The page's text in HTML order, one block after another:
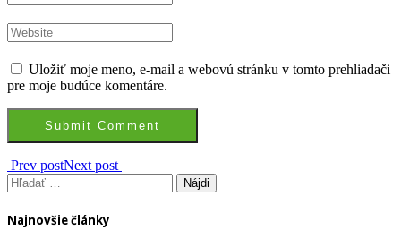
Uložiť moje meno, e-mail a webovú stránku v tomto prehliadači
pre moje budúce komentáre.
Prev postNext post
Hľadať:
Najnovšie články